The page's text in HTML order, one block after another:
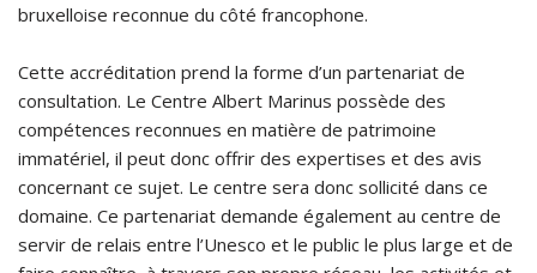
bruxelloise reconnue du côté francophone.
Cette accréditation prend la forme d’un partenariat de
consultation. Le Centre Albert Marinus possède des
compétences reconnues en matière de patrimoine
immatériel, il peut donc offrir des expertises et des avis
concernant ce sujet. Le centre sera donc sollicité dans ce
domaine. Ce partenariat demande également au centre de
servir de relais entre l’Unesco et le public le plus large et de